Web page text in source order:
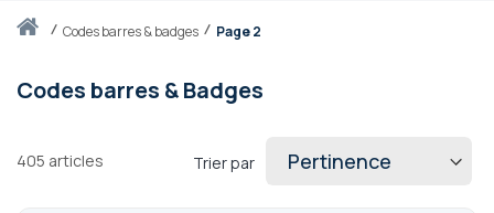
Accueilcodes barres & badges Page 2
Codes barres & Badges
405 articles Trier par